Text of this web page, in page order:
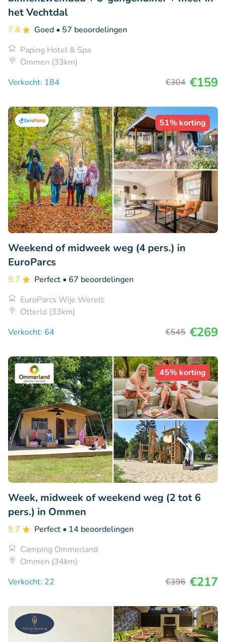
het Vechtdal
7.8 Goed • 57 beoordelingen
Paping Hotel & Spa
Ommen (33km)
Verkocht: 184
€304 €159
51% korting
Weekend of midweek weg (4 pers.) in
EuroParcs
9.7 Perfect • 67 beoordelingen
EuroParcs Wije Werelt
Otterlo (33km)
Verkocht: 64
€545 €269
45% korting
Week, midweek of weekend weg (2 tot 6
pers.) in Ommen
9.7 Perfect • 14 beoordelingen
Camping Ommerland
Ommen (34km)
Verkocht: 22
€396 €217